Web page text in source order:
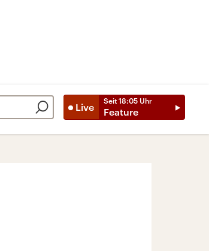
Live
Seit 18:05 Uhr
Feature